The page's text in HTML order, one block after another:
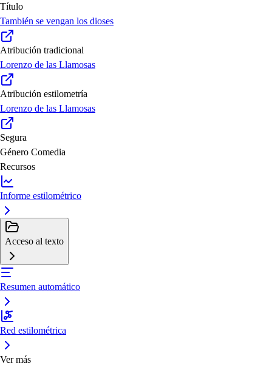
Título
También se vengan los dioses
Atribución tradicional
Lorenzo de las Llamosas
Atribución estilometría
Lorenzo de las Llamosas
Segura
Género Comedia
Recursos
Informe estilométrico
Acceso al texto
Resumen automático
Red estilométrica
Ver más